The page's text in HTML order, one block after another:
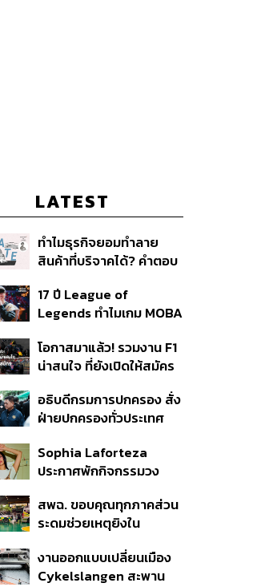
LATEST
ทำไมธุรกิจยอมทำลาย
สินค้าที่บริจาคได้? คำตอบ
อยู่ที่ระบบภาษี
17 ปี League of
Legends ทำไมเกม MOBA
กาลเวลา?
โอกาสมาแล้ว! รวมงาน F1
น่าสนใจ ที่ยังเปิดให้สมัคร
อธิบดีกรมการปกครอง สั่ง
ฝ่ายปกครองทั่วประเทศ
อาวุธปืน-ยาเสพติด
Sophia Laforteza
ประกาศพักกิจกรรมวง
ดูแลสุขภาพจิต
สพฉ. ขอบคุณทุกภาคส่วน
ระดมช่วยเหตุยิงใน
ดูแลสิทธิ UCEP ผู้บาดเจ็บ
งานออกแบบเปลี่ยนเมือง
Cykelslangen สะพาน